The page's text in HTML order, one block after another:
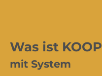
Was ist KOOP
mit System